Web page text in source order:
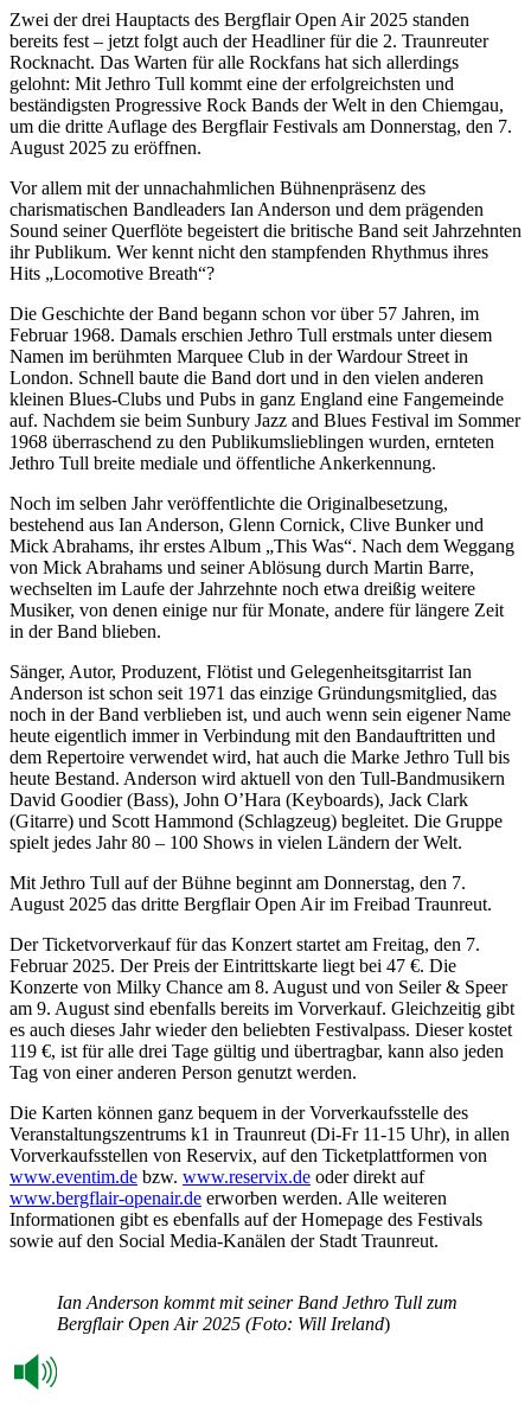
Zwei der drei Hauptacts des Bergflair Open Air 2025 standen
bereits fest – jetzt folgt auch der Headliner für die 2. Traunreuter
Rocknacht. Das Warten für alle Rockfans hat sich allerdings
gelohnt: Mit Jethro Tull kommt eine der erfolgreichsten und
beständigsten Progressive Rock Bands der Welt in den Chiemgau,
um die dritte Auflage des Bergflair Festivals am Donnerstag, den 7.
August 2025 zu eröffnen.
Vor allem mit der unnachahmlichen Bühnenpräsenz des
charismatischen Bandleaders Ian Anderson und dem prägenden
Sound seiner Querflöte begeistert die britische Band seit Jahrzehnten
ihr Publikum. Wer kennt nicht den stampfenden Rhythmus ihres
Hits „Locomotive Breath“?
Die Geschichte der Band begann schon vor über 57 Jahren, im
Februar 1968. Damals erschien Jethro Tull erstmals unter diesem
Namen im berühmten Marquee Club in der Wardour Street in
London. Schnell baute die Band dort und in den vielen anderen
kleinen Blues-Clubs und Pubs in ganz England eine Fangemeinde
auf. Nachdem sie beim Sunbury Jazz and Blues Festival im Sommer
1968 überraschend zu den Publikumslieblingen wurden, ernteten
Jethro Tull breite mediale und öffentliche Ankerkennung.
Noch im selben Jahr veröffentlichte die Originalbesetzung,
bestehend aus Ian Anderson, Glenn Cornick, Clive Bunker und
Mick Abrahams, ihr erstes Album „This Was“. Nach dem Weggang
von Mick Abrahams und seiner Ablösung durch Martin Barre,
wechselten im Laufe der Jahrzehnte noch etwa dreißig weitere
Musiker, von denen einige nur für Monate, andere für längere Zeit
in der Band blieben.
Sänger, Autor, Produzent, Flötist und Gelegenheitsgitarrist Ian
Anderson ist schon seit 1971 das einzige Gründungsmitglied, das
noch in der Band verblieben ist, und auch wenn sein eigener Name
heute eigentlich immer in Verbindung mit den Bandauftritten und
dem Repertoire verwendet wird, hat auch die Marke Jethro Tull bis
heute Bestand. Anderson wird aktuell von den Tull-Bandmusikern
David Goodier (Bass), John O’Hara (Keyboards), Jack Clark
(Gitarre) und Scott Hammond (Schlagzeug) begleitet. Die Gruppe
spielt jedes Jahr 80 – 100 Shows in vielen Ländern der Welt.
Mit Jethro Tull auf der Bühne beginnt am Donnerstag, den 7.
August 2025 das dritte Bergflair Open Air im Freibad Traunreut.
Der Ticketvorverkauf für das Konzert startet am Freitag, den 7.
Februar 2025. Der Preis der Eintrittskarte liegt bei 47 €. Die
Konzerte von Milky Chance am 8. August und von Seiler & Speer
am 9. August sind ebenfalls bereits im Vorverkauf. Gleichzeitig gibt
es auch dieses Jahr wieder den beliebten Festivalpass. Dieser kostet
119 €, ist für alle drei Tage gültig und übertragbar, kann also jeden
Tag von einer anderen Person genutzt werden.
Die Karten können ganz bequem in der Vorverkaufsstelle des
Veranstaltungszentrums k1 in Traunreut (Di-Fr 11-15 Uhr), in allen
Vorverkaufsstellen von Reservix, auf den Ticketplattformen von
www.eventim.de bzw. www.reservix.de oder direkt auf
www.bergflair-openair.de erworben werden. Alle weiteren
Informationen gibt es ebenfalls auf der Homepage des Festivals
sowie auf den Social Media-Kanälen der Stadt Traunreut.
Ian Anderson kommt mit seiner Band Jethro Tull zum
Bergflair Open Air 2025 (Foto: Will Ireland)